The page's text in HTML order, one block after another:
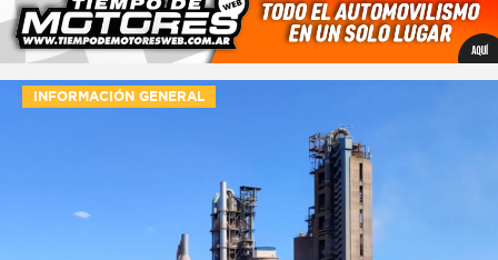
INFORMACIÓN GENERAL